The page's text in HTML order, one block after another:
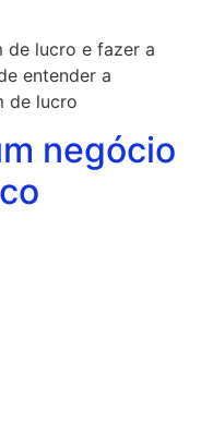
de lucro e fazer a
entender a
de lucro
negócio